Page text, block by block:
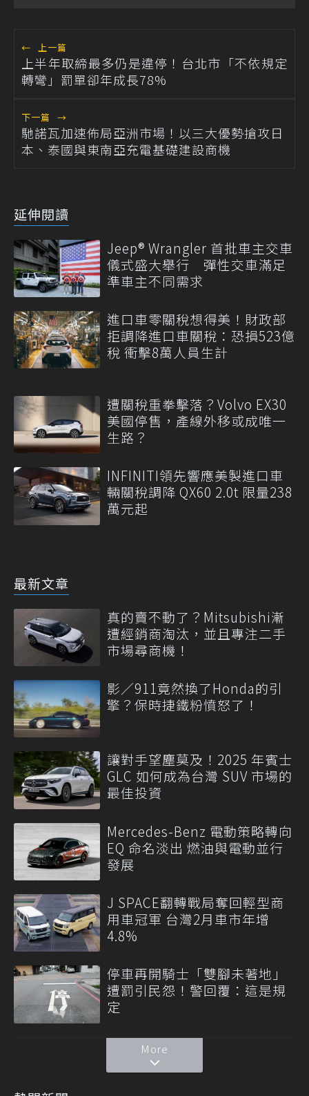
← 上一篇
上半年取締最多仍是違停！台北市「不依規定
轉彎」罰單卻年成長78%
下一篇 →
馳諾瓦加速佈局亞洲市場！以三大優勢搶攻日
本、泰國與東南亞充電基礎建設商機
延伸閱讀
Jeep® Wrangler 首批車主交車
儀式盛大舉行 彈性交車滿足
準車主不同需求
進口車零關稅想得美！財政部
拒調降進口車關稅：恐損523億
稅 衝擊8萬人員生計
遭關稅重拳擊落？Volvo EX30
美國停售，產線外移或成唯一
生路？
INFINITI領先響應美製進口車
輛關稅調降 QX60 2.0t 限量238
萬元起
最新文章
真的賣不動了？Mitsubishi漸
遭經銷商淘汰，並且專注二手
市場尋商機！
影／911竟然換了Honda的引
擎？保時捷鐵粉憤怒了！
讓對手望塵莫及！2025 年賓士
GLC 如何成為台灣 SUV 市場的
最佳投資
Mercedes-Benz 電動策略轉向
EQ 命名淡出 燃油與電動並行
發展
J SPACE翻轉戰局奪回輕型商
用車冠軍 台灣2月車市年增
4.8%
停車再開騎士「雙腳未著地」
遭罰引民怨！警回覆：這是規
定
More